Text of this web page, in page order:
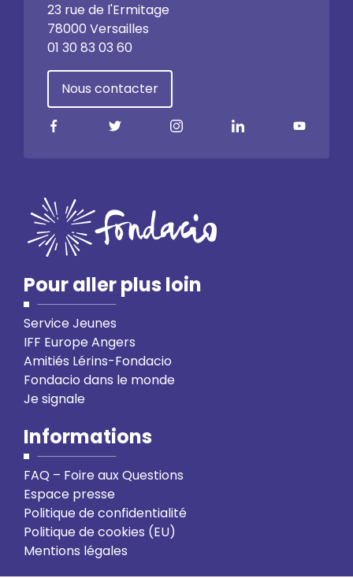
23 rue de l'Ermitage
78000 Versailles
01 30 83 03 60
Nous contacter
Pour aller plus loin
Service Jeunes
IFF Europe Angers
Amitiés Lérins-Fondacio
Fondacio dans le monde
Je signale
Informations
FAQ – Foire aux Questions
Espace presse
Politique de confidentialité
Politique de cookies (EU)
Mentions légales